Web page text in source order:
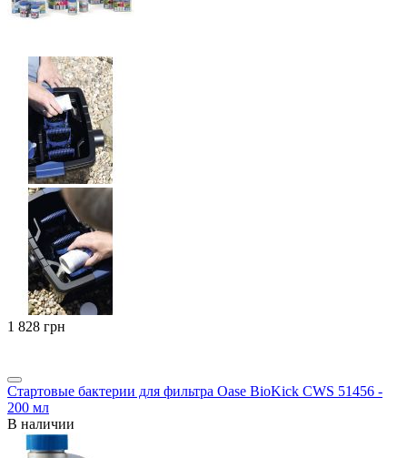
‍1 828‍ грн
Стартовые бактерии для фильтра Oase BioKick CWS 51456 -
200 мл
В наличии